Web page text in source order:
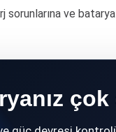
sorunlarına ve